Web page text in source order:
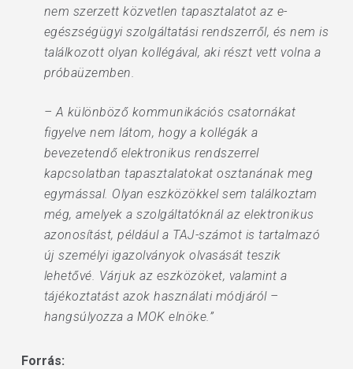
nem szerzett közvetlen tapasztalatot az e-
egészségügyi szolgáltatási rendszerről, és nem is
találkozott olyan kollégával, aki részt vett volna a
próbaüzemben.
– A különböző kommunikációs csatornákat
figyelve nem látom, hogy a kollégák a
bevezetendő elektronikus rendszerrel
kapcsolatban tapasztalatokat osztanának meg
egymással. Olyan eszközökkel sem találkoztam
még, amelyek a szolgáltatóknál az elektronikus
azonosítást, például a TAJ-számot is tartalmazó
új személyi igazolványok olvasását teszik
lehetővé. Várjuk az eszközöket, valamint a
tájékoztatást azok használati módjáról –
hangsúlyozza a MOK elnöke.”
Forrás: